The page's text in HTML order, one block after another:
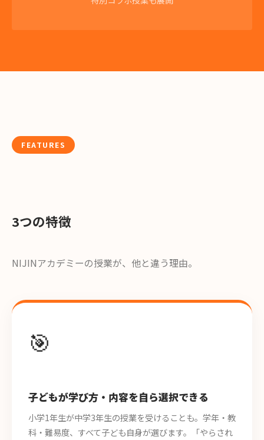
FEATURES
3つの特徴
NIJINアカデミーの授業が、他と違う理由。
🎯
子どもが学び方・内容を自ら選択できる
小学1年生が中学3年生の授業を受けることも。学年・教
科・難易度、すべて子ども自身が選びます。「やらされ